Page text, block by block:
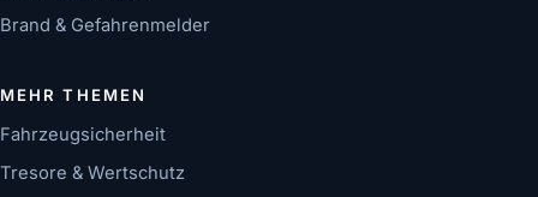
Brand & Gefahrenmelder
MEHR THEMEN
Fahrzeugsicherheit
Tresore & Wertschutz